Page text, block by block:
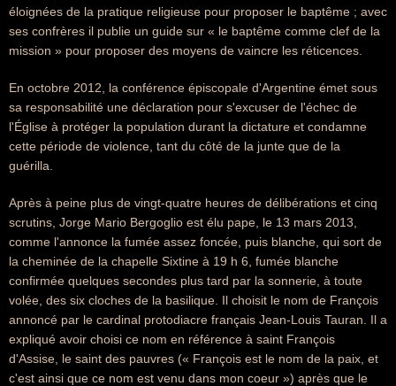
éloignées de la pratique religieuse pour proposer le baptême ; avec
ses confrères il publie un guide sur « le baptême comme clef de la
mission » pour proposer des moyens de vaincre les réticences.
En octobre 2012, la conférence épiscopale d'Argentine émet sous
sa responsabilité une déclaration pour s'excuser de l'échec de
l'Église à protéger la population durant la dictature et condamne
cette période de violence, tant du côté de la junte que de la
guérilla.
Après à peine plus de vingt-quatre heures de délibérations et cinq
scrutins, Jorge Mario Bergoglio est élu pape, le 13 mars 2013,
comme l'annonce la fumée assez foncée, puis blanche, qui sort de
la cheminée de la chapelle Sixtine à 19 h 6, fumée blanche
confirmée quelques secondes plus tard par la sonnerie, à toute
volée, des six cloches de la basilique. Il choisit le nom de François
annoncé par le cardinal protodiacre français Jean-Louis Tauran. Il a
expliqué avoir choisi ce nom en référence à saint François
d'Assise, le saint des pauvres (« François est le nom de la paix, et
c'est ainsi que ce nom est venu dans mon coeur ») après que le